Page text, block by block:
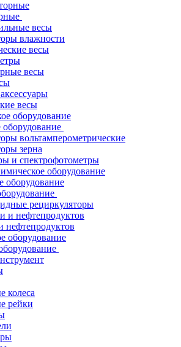
весы
влажности
весы
весы
весы
вольтамперометрические
зерна
и спектрофотометры
оборудование
рециркуляторы
нефтепродуктов
колеса
рейки